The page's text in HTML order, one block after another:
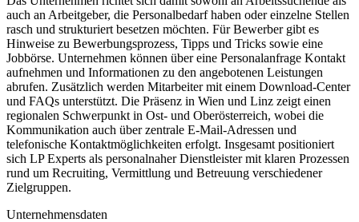
auch an Arbeitgeber, die Personalbedarf haben oder einzelne Stellen
rasch und strukturiert besetzen möchten. Für Bewerber gibt es
Hinweise zu Bewerbungsprozess, Tipps und Tricks sowie eine
Jobbörse. Unternehmen können über eine Personalanfrage Kontakt
aufnehmen und Informationen zu den angebotenen Leistungen
abrufen. Zusätzlich werden Mitarbeiter mit einem Download-Center
und FAQs unterstützt. Die Präsenz in Wien und Linz zeigt einen
regionalen Schwerpunkt in Ost- und Oberösterreich, wobei die
Kommunikation auch über zentrale E-Mail-Adressen und
telefonische Kontaktmöglichkeiten erfolgt. Insgesamt positioniert
sich LP Experts als personalnaher Dienstleister mit klaren Prozessen
rund um Recruiting, Vermittlung und Betreuung verschiedener
Zielgruppen.
Unternehmensdaten